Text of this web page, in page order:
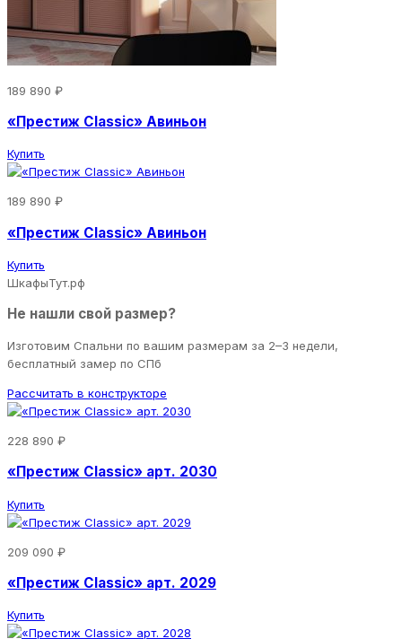
189 890 ₽
«Престиж Classic» Авиньон
Купить
189 890 ₽
«Престиж Classic» Авиньон
Купить
ШкафыТут.рф
Не нашли свой размер?
Изготовим Спальни по вашим размерам за 2–3 недели,
бесплатный замер по СПб
Рассчитать в конструкторе
228 890 ₽
«Престиж Classic» арт. 2030
Купить
209 090 ₽
«Престиж Classic» арт. 2029
Купить